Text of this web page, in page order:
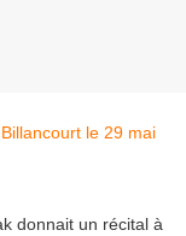
donnait un récital à